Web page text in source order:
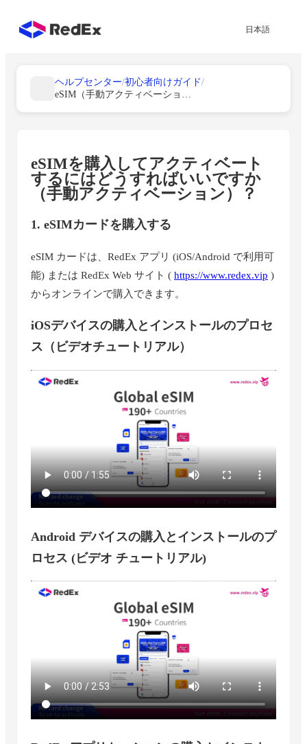
日本語
ヘルプセンター/初心者向けガイド/
eSIM（手動アクティベーション）を購入してアクティベートする方法は?
eSIMを購入してアクティベート
するにはどうすればいいですか
（手動アクティベーション）？
1. eSIMカードを購入する
eSIM カードは、RedEx アプリ (iOS/Android で利用可
能) または RedEx Web サイト ( https://www.redex.vip )
からオンラインで購入できます。
iOSデバイスの購入とインストールのプロセ
ス（ビデオチュートリアル）
Android デバイスの購入とインストールのプ
ロセス (ビデオ チュートリアル)